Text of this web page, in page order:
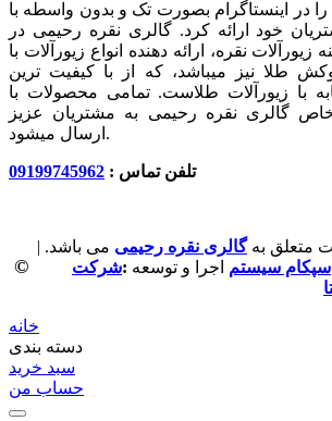
را در اینستاگرام بصورت تک و بدون واسطه با
خود ارائه کرد. گالری نقره رحیمی در
زیورآلات نقره، ارائه دهنده انواع زیورآلات با
925 با روکش طلا نیز میباشد، که از با کیفیت‏ ترین
با زیورآلات طلاست. تمامی محصولات با
گالری نقره رحیمی به مشتریان عزیز
ارسال میشود.
تلفن تماس : 09199745962
©
متعلق بهگالری نقره رحیمی می باشد. |
سپکام سیستم اجرا و توسعه :شرکت
خانه
دسته بندی
سبد خرید
حساب من